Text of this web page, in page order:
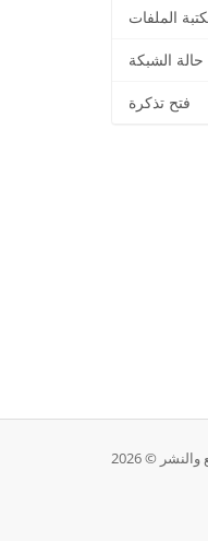
الملفات
حالة الشبكة
فتح تذكرة